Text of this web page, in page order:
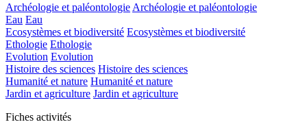
Archéologie et paléontologie Archéologie et paléontologie
Eau Eau
Ecosystèmes et biodiversité Ecosystèmes et biodiversité
Ethologie Ethologie
Evolution Evolution
Histoire des sciences Histoire des sciences
Humanité et nature Humanité et nature
Jardin et agriculture Jardin et agriculture
Fiches activités